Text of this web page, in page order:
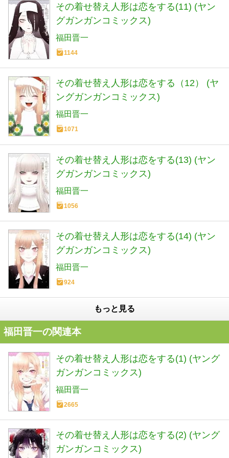
その着せ替え人形は恋をする(11) (ヤン
グガンガンコミックス)
福田晋一
1144
その着せ替え人形は恋をする（12） (ヤ
ングガンガンコミックス)
福田晋一
1071
その着せ替え人形は恋をする(13) (ヤン
グガンガンコミックス)
福田晋一
1056
その着せ替え人形は恋をする(14) (ヤン
グガンガンコミックス)
福田晋一
924
もっと見る
福田晋一の関連本
その着せ替え人形は恋をする(1) (ヤング
ガンガンコミックス)
福田晋一
2665
その着せ替え人形は恋をする(2) (ヤング
ガンガンコミックス)